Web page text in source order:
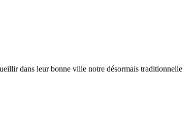
dans leur bonne ville notre désormais traditionnelle